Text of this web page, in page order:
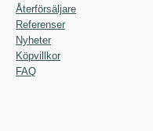
Återförsäljare
Referenser
Nyheter
Köpvillkor
FAQ